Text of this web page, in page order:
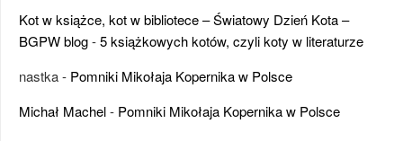
Kot w książce, kot w bibliotece – Światowy Dzień Kota –
BGPW blog-5 książkowych kotów, czyli koty w literaturze
nastka- Pomniki Mikołaja Kopernika w Polsce
Michał Machel- Pomniki Mikołaja Kopernika w Polsce